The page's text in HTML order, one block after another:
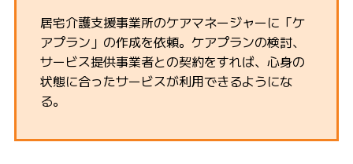
居宅介護支援事業所のケアマネージャーに「ケ
アプラン」の作成を依頼。ケアプランの検討、
サービス提供事業者との契約をすれば、心身の
状態に合ったサービスが利用できるようにな
る。